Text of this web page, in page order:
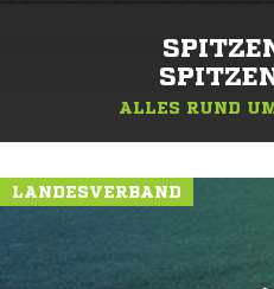
ALLES RUND
LANDESVERBAND